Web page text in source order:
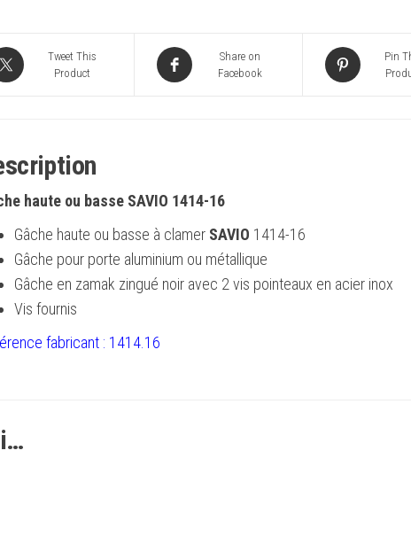
Tweet This
Product
Share on
Facebook
Pin
haute ou basse SAVIO 1414-16
Gâche haute ou basse à clamer SAVIO 1414-16
Gâche pour porte aluminium ou métallique
Gâche en zamak zingué noir avec 2 vis pointeaux en acier inox
Vis fournis
fabricant : 1414.16